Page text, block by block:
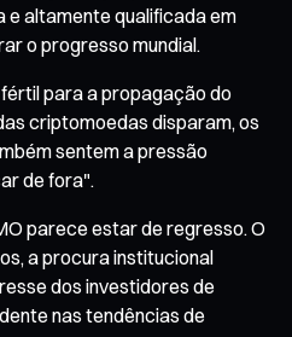
e altamente qualificada em
o progresso mundial.
para a propagação do
criptomoedas disparam, os
sentem a pressão
de fora".
parece estar de regresso. O
a procura institucional
dos investidores de
nas tendências de